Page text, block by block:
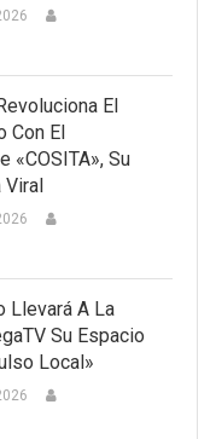
El
Con El
«COSITA», Su
Viral
Llevará A La
Su Espacio
Local»